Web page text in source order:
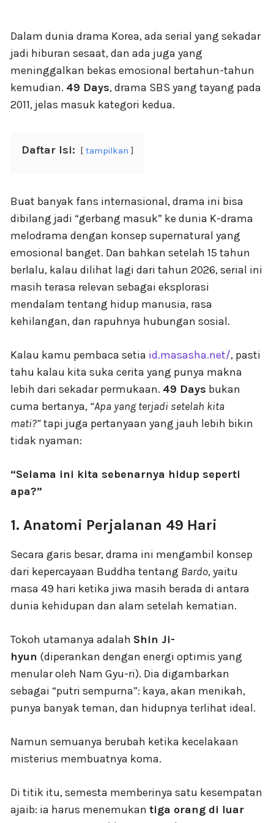
Dalam dunia drama Korea, ada serial yang sekadar
jadi hiburan sesaat, dan ada juga yang
meninggalkan bekas emosional bertahun-tahun
kemudian. 49 Days, drama SBS yang tayang pada
2011, jelas masuk kategori kedua.
Daftar Isi: tampilkan
Buat banyak fans internasional, drama ini bisa
dibilang jadi “gerbang masuk” ke dunia K-drama
melodrama dengan konsep supernatural yang
emosional banget. Dan bahkan setelah 15 tahun
berlalu, kalau dilihat lagi dari tahun 2026, serial ini
masih terasa relevan sebagai eksplorasi
mendalam tentang hidup manusia, rasa
kehilangan, dan rapuhnya hubungan sosial.
Kalau kamu pembaca setia id.masasha.net/, pasti
tahu kalau kita suka cerita yang punya makna
lebih dari sekadar permukaan. 49 Days bukan
cuma bertanya, “Apa yang terjadi setelah kita
mati?”tapi juga pertanyaan yang jauh lebih bikin
tidak nyaman:
“Selama ini kita sebenarnya hidup seperti
apa?”
1. Anatomi Perjalanan 49 Hari
Secara garis besar, drama ini mengambil konsep
dari kepercayaan Buddha tentang Bardo, yaitu
masa 49 hari ketika jiwa masih berada di antara
dunia kehidupan dan alam setelah kematian.
Tokoh utamanya adalah Shin Ji-
hyun (diperankan dengan energi optimis yang
menular oleh Nam Gyu-ri). Dia digambarkan
sebagai “putri sempurna”: kaya, akan menikah,
punya banyak teman, dan hidupnya terlihat ideal.
Namun semuanya berubah ketika kecelakaan
misterius membuatnya koma.
Di titik itu, semesta memberinya satu kesempatan
ajaib: ia harus menemukan tiga orang di luar